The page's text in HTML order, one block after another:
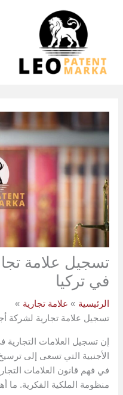
تسجيل علامة
في تركيا
الرئيسية
علامة تجارية
تسجيل علامة تجارية لشركة
إن تسجيل العلامات التجارية
الأجنبية التي تسعى إلى
في فهم قانون العلامات
منظومة الملكية الفكرية. ما